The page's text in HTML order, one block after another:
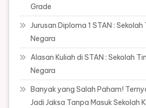
Grade
Jurusan Diploma 1 STAN :
Negara
Alasan Kuliah di STAN : Sekolah
Negara
Banyak yang Salah Paham!
Jadi Jaksa Tanpa Masuk Sekolah